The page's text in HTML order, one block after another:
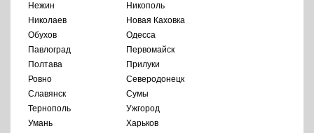
Нежин
Никополь
Николаев
Новая Каховка
Обухов
Одесса
Павлоград
Первомайск
Полтава
Прилуки
Ровно
Северодонецк
Славянск
Сумы
Тернополь
Ужгород
Умань
Харьков